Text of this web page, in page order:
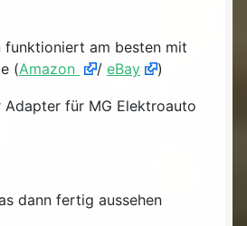
funktioniert am besten mit
(Amazon / eBay )
dann fertig aussehen